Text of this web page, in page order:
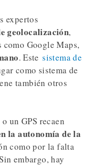
expertos
geolocalización,
Google Maps,
. Estesistema de
como sistema de
también otros
un GPS recaen
la autonomía de la
como por la falta
embargo, hay